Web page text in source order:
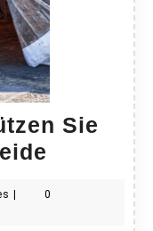
Sie
schützen
Garten
|
0